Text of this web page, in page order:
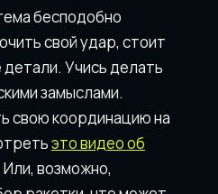
бесподобно
свой удар, стоит
детали. Учись делать
замыслами.
свою координацию на
это видео об
Или, возможно,